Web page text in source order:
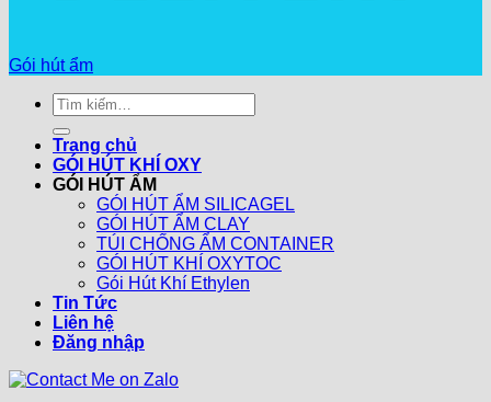
Gói hút ẩm
Tìm
kiếm:
Trang chủ
GÓI HÚT KHÍ OXY
GÓI HÚT ẨM
GÓI HÚT ẨM SILICAGEL
GÓI HÚT ẨM CLAY
TÚI CHỐNG ẨM CONTAINER
GÓI HÚT KHÍ OXYTOC
Gói Hút Khí Ethylen
Tin Tức
Liên hệ
Đăng nhập